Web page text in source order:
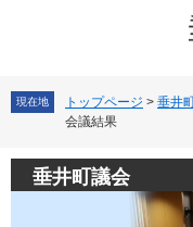
て
現在地 トップページ > 垂井
会議結果
垂井町議会